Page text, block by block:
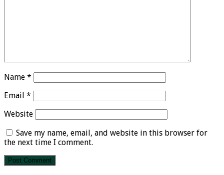
Name *
Email *
Website
Save my name, email, and website in this browser for
the next time I comment.